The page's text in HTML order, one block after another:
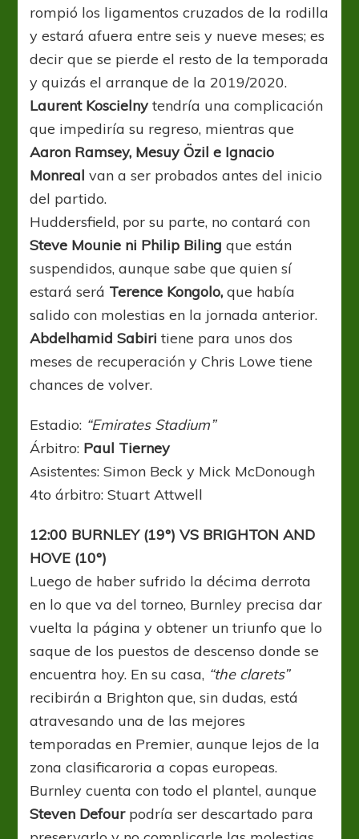
rompió los ligamentos cruzados de la rodilla
y estará afuera entre seis y nueve meses; es
decir que se pierde el resto de la temporada
y quizás el arranque de la 2019/2020.
Laurent Koscielny tendría una complicación
que impediría su regreso, mientras que
Aaron Ramsey, Mesuy Özil e Ignacio
Monreal van a ser probados antes del inicio
del partido.
Huddersfield, por su parte, no contará con
Steve Mounie ni Philip Biling que están
suspendidos, aunque sabe que quien sí
estará será Terence Kongolo, que había
salido con molestias en la jornada anterior.
Abdelhamid Sabiri tiene para unos dos
meses de recuperación y Chris Lowe tiene
chances de volver.
Estadio: “Emirates Stadium”
Árbitro: Paul Tierney
Asistentes: Simon Beck y Mick McDonough
4to árbitro: Stuart Attwell
12:00 BURNLEY (19°) VS BRIGHTON AND
HOVE (10°)
Luego de haber sufrido la décima derrota
en lo que va del torneo, Burnley precisa dar
vuelta la página y obtener un triunfo que lo
saque de los puestos de descenso donde se
encuentra hoy. En su casa, “the clarets”
recibirán a Brighton que, sin dudas, está
atravesando una de las mejores
temporadas en Premier, aunque lejos de la
zona clasificaroria a copas europeas.
Burnley cuenta con todo el plantel, aunque
Steven Defourpodría ser descartado para